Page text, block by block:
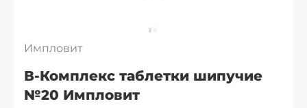
Импловит
В-Комплекс таблетки шипучие
№20 Импловит